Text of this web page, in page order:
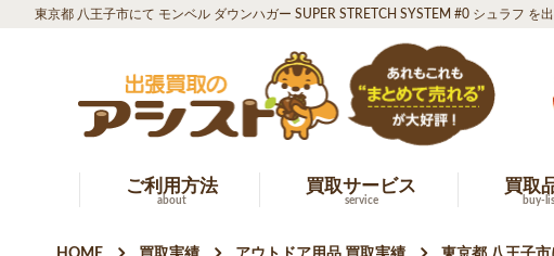
東京都 八王子市にて モンベル ダウンハガー SUPER STRETCH SYSTEM #0 シュラフ を
ご利用方法
about
買取サービス
service
買取
buy-